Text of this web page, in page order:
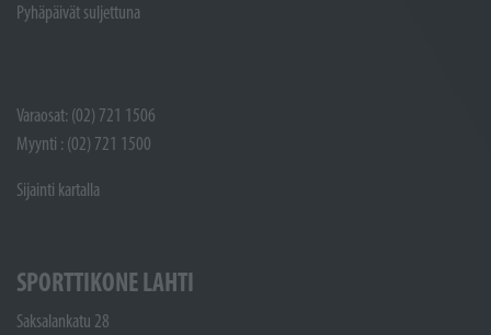
Pyhäpäivät suljettuna
Varaosat: (02) 721 1506
Myynti : (02) 721 1500
Sijainti kartalla
SPORTTIKONE LAHTI
Saksalankatu 28